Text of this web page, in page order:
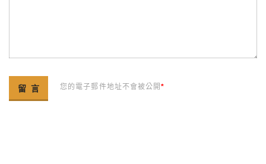
您的電子郵件地址不會被公開*